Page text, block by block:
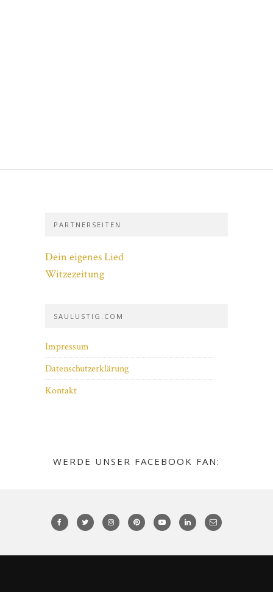
PARTNERSEITEN
Dein eigenes Lied
Witzezeitung
SAULUSTIG.COM
Impressum
Datenschutzerklärung
Kontakt
WERDE UNSER FACEBOOK FAN: